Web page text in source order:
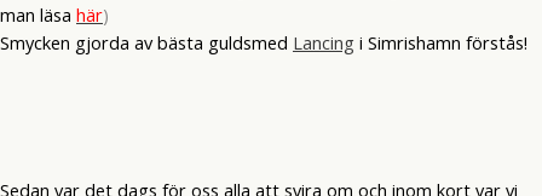
man läsa här)
Smycken gjorda av bästa guldsmed Lancing i Simrishamn förstås!
Sedan var det dags för oss alla att svira om och inom kort var vi